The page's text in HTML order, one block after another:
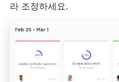
라 조정하세요.